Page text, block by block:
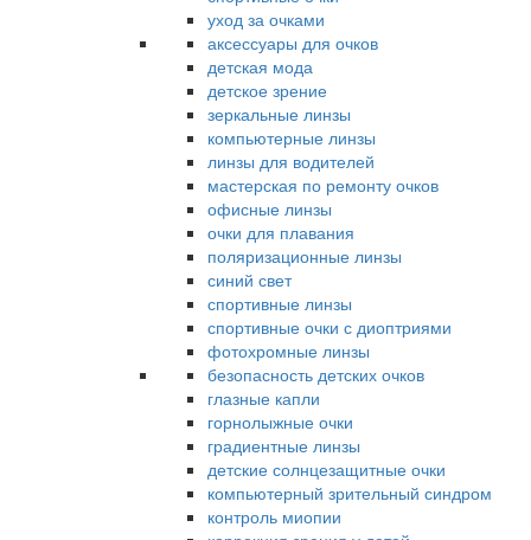
уход за очками
аксессуары для очков
детская мода
детское зрение
зеркальные линзы
компьютерные линзы
линзы для водителей
мастерская по ремонту очков
офисные линзы
очки для плавания
поляризационные линзы
синий свет
спортивные линзы
спортивные очки с диоптриями
фотохромные линзы
безопасность детских очков
глазные капли
горнолыжные очки
градиентные линзы
детские солнцезащитные очки
компьютерный зрительный синдром
контроль миопии